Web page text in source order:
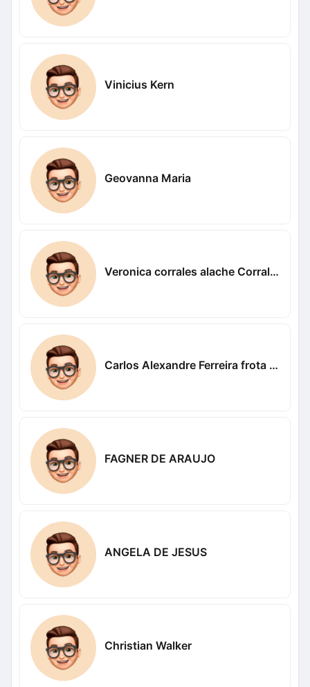
Vinicius Kern
Geovanna Maria
Veronica corrales alache Corrales alache
Carlos Alexandre Ferreira frota Alexandre
FAGNER DE ARAUJO
ANGELA DE JESUS
Christian Walker